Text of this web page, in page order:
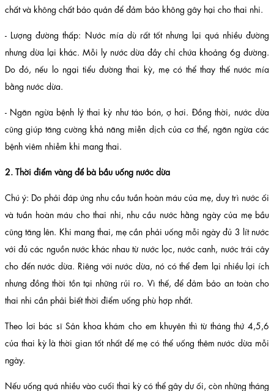
chất và không chất bảo quản để đảm bảo không gây hại cho thai nhi.
- Lượng đường thấp: Nước mía dù rất tốt nhưng lại quá nhiều đường
nhưng dừa lại khác. Mỗi ly nước dừa đầy chỉ chứa khoảng 6g đường.
Do đó, nếu lo ngại tiểu đường thai kỳ, mẹ có thể thay thế nước mía
bằng nước dừa.
- Ngăn ngừa bệnh lý thai kỳ như táo bón, ợ hơi. Đồng thời, nước dừa
cũng giúp tăng cường khả năng miễn dịch của cơ thể, ngăn ngừa các
bệnh viêm nhiễm khi mang thai.
2. Thời điểm vàng để bà bầu uống nước dừa
Chú ý: Do phải đáp ứng nhu cầu tuần hoàn máu của mẹ, duy trì nước ối
và tuần hoàn máu cho thai nhi, nhu cầu nước hằng ngày của mẹ bầu
cũng tăng lên. Khi mang thai, mẹ cần phải uống mỗi ngày đủ 3 lít nước
với đủ các nguồn nước khác nhau từ nước lọc, nước canh, nước trái cây
cho đến nước dừa. Riêng với nước dừa, nó có thể đem lại nhiều lợi ích
nhưng đồng thời tồn tại những rủi ro. Vì thế, để đảm bảo an toàn cho
thai nhi cần phải biết thời điểm uống phù hợp nhất.
Theo lơi bác sĩ Sản khoa khám cho em khuyên thì từ tháng thứ 4,5,6
của thai kỳ là thời gian tốt nhất để mẹ có thể uống thêm nước dừa mỗi
ngày.
Nếu uống quá nhiều vào cuối thai kỳ có thể gây dư ối, còn những tháng